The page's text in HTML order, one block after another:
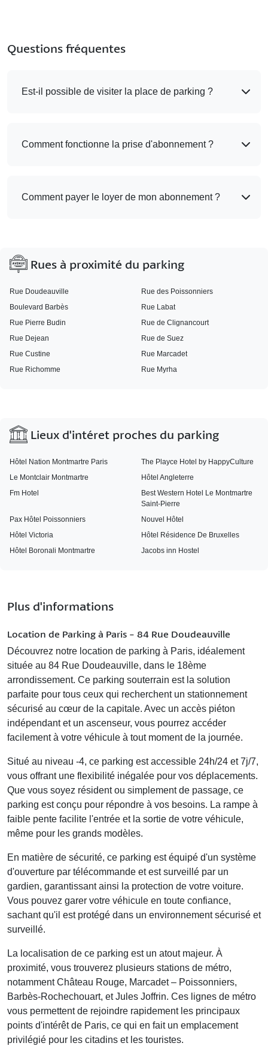
Questions fréquentes
Est-il possible de visiter la place de parking ?
Comment fonctionne la prise d'abonnement ?
Comment payer le loyer de mon abonnement ?
Rues à proximité du parking
Rue Doudeauville
Rue des Poissonniers
Boulevard Barbès
Rue Labat
Rue Pierre Budin
Rue de Clignancourt
Rue Dejean
Rue de Suez
Rue Custine
Rue Marcadet
Rue Richomme
Rue Myrha
Lieux d'intéret proches du parking
Hôtel Nation Montmartre Paris
The Playce Hotel by HappyCulture
Le Montclair Montmartre
Hôtel Angleterre
Fm Hotel
Best Western Hotel Le Montmartre
Saint-Pierre
Pax Hôtel Poissonniers
Nouvel Hôtel
Hôtel Victoria
Hôtel Résidence De Bruxelles
Hôtel Boronali Montmartre
Jacobs inn Hostel
Plus d'informations
Location de Parking à Paris - 84 Rue Doudeauville
Découvrez notre location de parking à Paris, idéalement
située au 84 Rue Doudeauville, dans le 18ème
arrondissement. Ce parking souterrain est la solution
parfaite pour tous ceux qui recherchent un stationnement
sécurisé au cœur de la capitale. Avec un accès piéton
indépendant et un ascenseur, vous pourrez accéder
facilement à votre véhicule à tout moment de la journée.
Situé au niveau -4, ce parking est accessible 24h/24 et 7j/7,
vous offrant une flexibilité inégalée pour vos déplacements.
Que vous soyez résident ou simplement de passage, ce
parking est conçu pour répondre à vos besoins. La rampe à
faible pente facilite l'entrée et la sortie de votre véhicule,
même pour les grands modèles.
En matière de sécurité, ce parking est équipé d'un système
d'ouverture par télécommande et est surveillé par un
gardien, garantissant ainsi la protection de votre voiture.
Vous pouvez garer votre véhicule en toute confiance,
sachant qu'il est protégé dans un environnement sécurisé et
surveillé.
La localisation de ce parking est un atout majeur. À
proximité, vous trouverez plusieurs stations de métro,
notammentChâteau Rouge, Marcadet – Poissonniers,
Barbès-Rochechouart, etJules Joffrin. Ces lignes de métro
vous permettent de rejoindre rapidement les principaux
points d'intérêt de Paris, ce qui en fait un emplacement
privilégié pour les citadins et les touristes.